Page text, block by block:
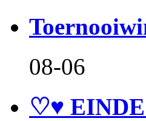
08-06
♡♥